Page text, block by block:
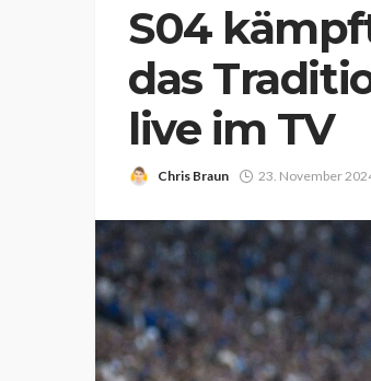
S04
das
live im TV
Chris Braun 23. November